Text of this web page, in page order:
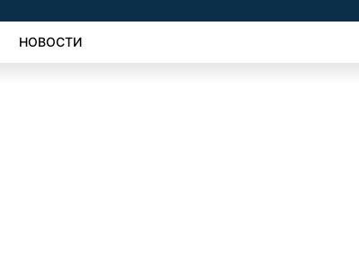
НОВОСТИ